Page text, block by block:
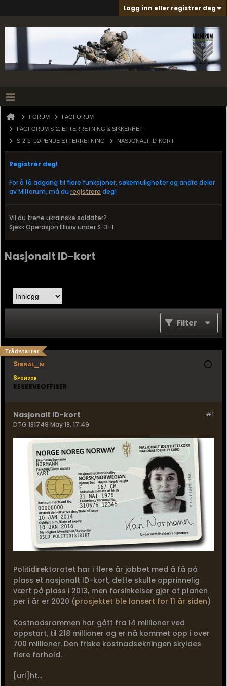
Logg inn eller registrer deg
FORUM
FAGFORUM
FAGFORUM S-2: ETTERRETNING & SIKKERHET
S-2-1: LØPENDE ETTERRETNING
NASJONALT ID-KORT
Registrér deg!
For å få adgang til flere funksjoner, søkemuligheter og andre deler
av Milforum, må du registrere deg!
Vil du trene ukrainske soldater?
Sjekk Operasjon Ellisiv under S-3-1.
Nasjonalt ID-kort
Filter
Signal_m
Trådstarter
Sponsor
RESERVEOFFISER
#1
Nasjonalt ID-kort
DTG 181749 May 18, 17:49
Politidirektoratet har i flere år jobbet med å få på
plass et nasjonalt ID-kort, dette skulle opprinnelig
vært på plass i 2013, men forsinkelser gjør at planen
per i år er 2020 (prosjektet ble lansert for 11 år siden)
Kostnadsrammen har gått fra 14 millioner ved
oppstart, til 218 millioner og er nå kommet opp i over
700 millioner. Den friske kostnadsøkningen skyldes
flere forhold.
[url]ht...